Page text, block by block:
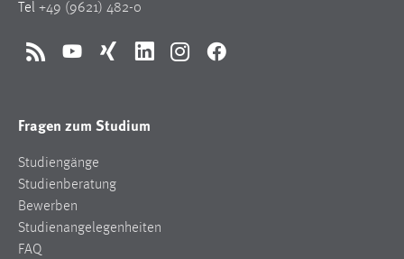
Tel +49 (9621) 482-0
RSS YouTubeXing LinkedInInstagramFacebook
Fragen zum Studium
Studiengänge
Studienberatung
Bewerben
Studienangelegenheiten
FAQ